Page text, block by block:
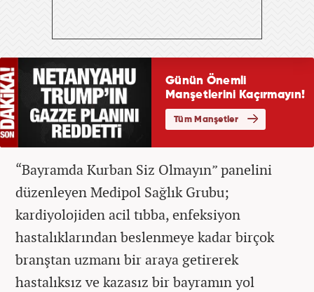
“Bayramda Kurban Siz Olmayın” panelini
düzenleyen Medipol Sağlık Grubu;
kardiyolojiden acil tıbba, enfeksiyon
hastalıklarından beslenmeye kadar birçok
branştan uzmanı bir araya getirerek
hastalıksız ve kazasız bir bayramın yol